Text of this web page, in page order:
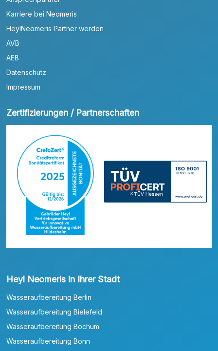
Karriere bei Neomeris
HeylNeomeris Partner werden
AVB
AEB
Datenschutz
Impressum
Zertifizierungen / Partnerschaften
Heyl Neomeris in Ihrer Stadt
Wasseraufbereitung Berlin
Wasseraufbereitung Bielefeld
Wasseraufbereitung Bochum
Wasseraufbereitung Bonn